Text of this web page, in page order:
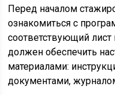
Перед началом
ознакомиться с
соответствующий лист
должен обеспечить
материалами:
документами,